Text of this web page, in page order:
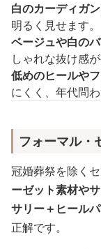
白のカーディガ
明るく見せます。
ベージュや白の
しゃれな抜け感が
低めのヒールや
にくく、年代問
フォーマル・
冠婚葬祭を除く
ーゼット素材や
サリー＋ヒール
正解です。